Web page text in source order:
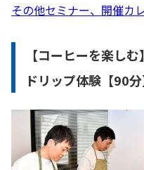
その他セミナー、開催カ
【コーヒーを楽し
ドリップ体験【90分